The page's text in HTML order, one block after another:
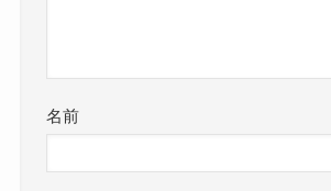
名前